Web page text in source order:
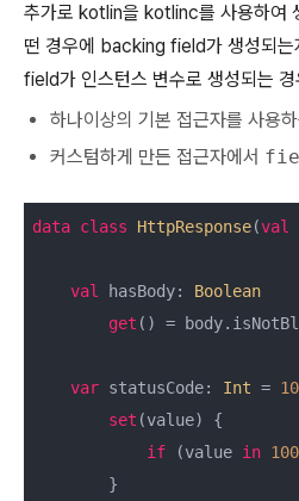
추가로 kotlin을 kotlinc를 사용하여
떤 경우에 backing field가 생성되
field가 인스턴스 변수로 생성되는
하나이상의 기본 접근자를 사
커스텀하게 만든 접근자에서
data class HttpResponse(val
val hasBody: Boolean
get () =
var statusCode: Int =
set (value) {
if (value in
        }